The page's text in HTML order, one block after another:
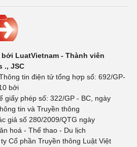
LuatVietnam - Thành viên
., JSC
tin điện tử tổng hợp số: 692/GP-
bởi
giấy phép số: 322/GP - BC, ngày
tin và Truyền thông
giả số 280/2009/QTG ngày
hoá - Thể thao - Du lịch
Cổ phần Truyền thông Luật Việt